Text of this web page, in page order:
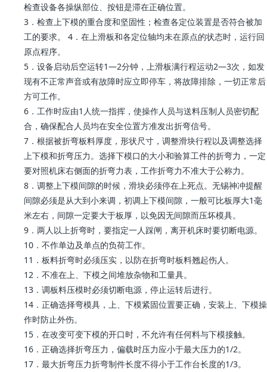
检查设备各操纵部位、按钮是滞在正确位置。
3．检查上下模的重合度和坚固性；检查各定位装置是否符合被加
工的要求。 4．在上滑板和各定位轴均未在原点的状态时，运行回
原点程序。
5．设备启动后空运转1—2分钟，上滑板满行程运动2—3次，如发
现有不正常声音或有故障时应立即停车，将故障排除，一切正常后
方可工作。
6．工作时应由1人统一指挥，使操作人员与送料压制人员密切配
合，确保配合人员均在安全位置方准发出折弯信号。
7．根据被折弯板料厚度，形状尺寸，调整滑块行程以及调整选择
上下模和折弯压力。选择下模口的大小和验算工件的折弯力，一定
要对照机床右侧面的折弯力表，工作折弯力不准大于公称力。
8．调整上下模间隙的时候，滑块必须停在上死点。无锡神冲提醒
间隙必须是从大到小来调，初调上下模间隙，一般可比板厚大1毫
米左右，间隙一定要大于板厚，以免因无间隙而压坏模具。
9．两人以上折弯时，要指定一人踩闸，离开机床时要切断电源。
10．不作单边及单点的负荷工作。
11．板料折弯时必须压实，以防在折弯时板料翘起伤人。
12．不准在上、下模之间堆放杂物和工量具。
13．调板料压模时必须切断电源，停止运转后进行。
14．正确选择弯模具，上、下模紧固位置要正确，安装上、下模操
作时防止外伤。
15．在改变可变下模的开口时，不允许有任何料与下模接触。
16．正确选择折弯压力，偏载时压力应小于最大压力的1/2。
17．最大折弯压力折弯制件长度不得小于工作台长度的1/3。